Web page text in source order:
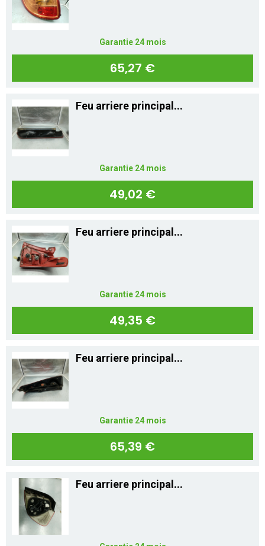
Garantie 24 mois
65,27 €
Feu arriere principal...
Garantie 24 mois
49,02 €
Feu arriere principal...
Garantie 24 mois
49,35 €
Feu arriere principal...
Garantie 24 mois
65,39 €
Feu arriere principal...